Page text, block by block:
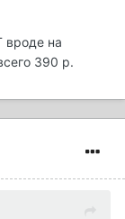
вроде на
390 р.